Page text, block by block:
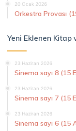
20 Ocak 2026
Orkestra Provası
Yeni Eklenen Kitap
23 Haziran 2026
Sinema sayı 8 (15
23 Haziran 2026
Sinema sayı 7 (15
23 Haziran 2026
Sinema sayı 6 (15